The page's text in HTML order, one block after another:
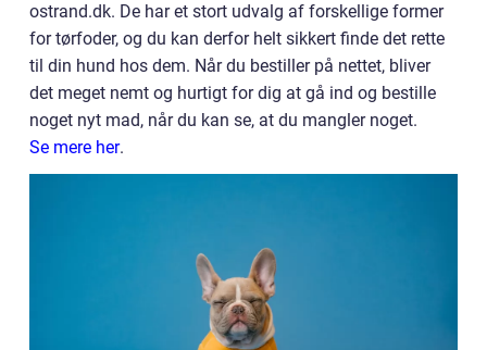
ostrand.dk. De har et stort udvalg af forskellige former
for tørfoder, og du kan derfor helt sikkert finde det rette
til din hund hos dem. Når du bestiller på nettet, bliver
det meget nemt og hurtigt for dig at gå ind og bestille
noget nyt mad, når du kan se, at du mangler noget.
Se mere her.